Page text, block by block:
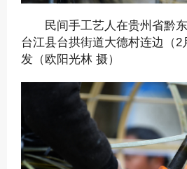
民间手工艺人在贵州省黔东
台江县台拱街道大德村连边（2
发（欧阳光林 摄）